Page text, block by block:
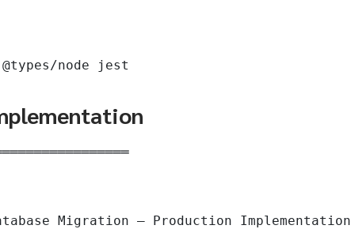
node jest
Migration — Production Implementation